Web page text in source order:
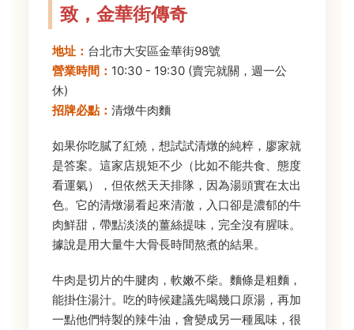
致，金華街傳奇
地址： 台北市大安區金華街98號
營業時間： 10:30 - 19:30 (賣完就關，週一公
休)
招牌必點： 清燉牛肉麵
如果你吃膩了紅燒，想試試清燉的純粹，廖家就
是答案。這家店規矩不少（比如不能共食、態度
看運氣），但依然天天排隊，因為湯頭實在太出
色。它的清燉湯看起來清澈，入口卻是濃郁的牛
肉鮮甜，帶點淡淡的薑絲提味，完全沒有腥味。
據說是用大量牛大骨長時間熬煮的結果。
牛肉是切片的牛腱肉，軟嫩不柴。麵條是粗麵，
能掛住湯汁。吃的時候建議先喝幾口原湯，再加
一點他們特製的辣牛油，會變成另一種風味，很